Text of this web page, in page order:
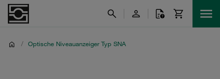
/ Optische Niveauanzeiger Typ SNA